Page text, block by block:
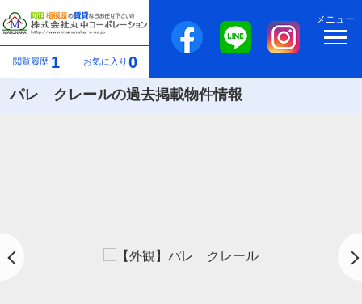
閲覧履歴 1 お気に入り 0
メニュー
パレ クレールの過去掲載物件情報